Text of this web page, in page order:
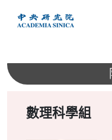
內
數理科學組